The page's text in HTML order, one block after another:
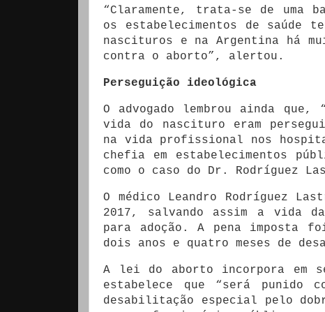
“Claramente, trata-se de uma
os estabelecimentos de saúde
nascituros e na Argentina há
contra o aborto”, alertou.
Perseguição ideológica
O advogado lembrou ainda que,
vida do nascituro eram
na vida profissional nos
chefia em estabelecimentos
como o caso do Dr. Rodríguez
O médico Leandro Rodríguez
2017, salvando assim a vida
para adoção. A pena imposta
dois anos e quatro meses de
A lei do aborto incorpora em
estabelece que “será punido
desabilitação especial pelo